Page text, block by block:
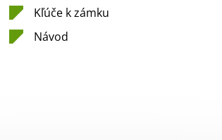
Kľúče k zámku
Návod